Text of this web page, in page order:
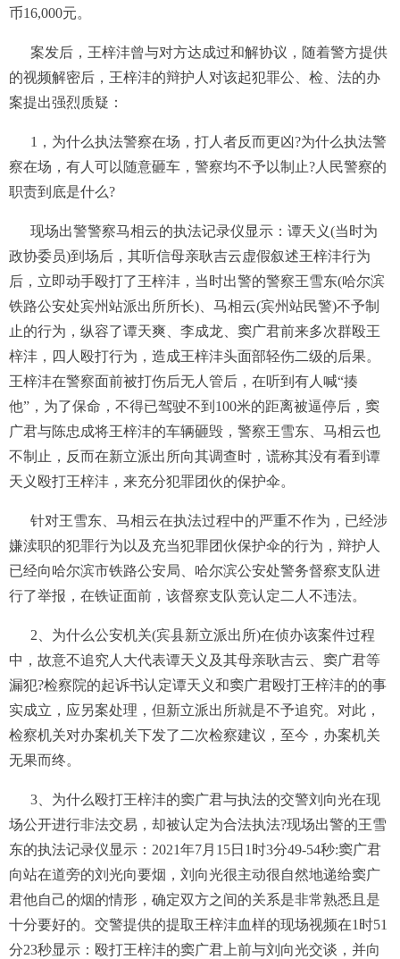
币16,000元。
案发后，王梓沣曾与对方达成过和解协议，随着警方提供
的视频解密后，王梓沣的辩护人对该起犯罪公、检、法的办
案提出强烈质疑：
1，为什么执法警察在场，打人者反而更凶?为什么执法警
察在场，有人可以随意砸车，警察均不予以制止?人民警察的
职责到底是什么?
现场出警警察马相云的执法记录仪显示：谭天义(当时为
政协委员)到场后，其听信母亲耿吉云虚假叙述王梓沣行为
后，立即动手殴打了王梓沣，当时出警的警察王雪东(哈尔滨
铁路公安处宾州站派出所所长)、马相云(宾州站民警)不予制
止的行为，纵容了谭天爽、李成龙、窦广君前来多次群殴王
梓沣，四人殴打行为，造成王梓沣头面部轻伤二级的后果。
王梓沣在警察面前被打伤后无人管后，在听到有人喊“揍
他”，为了保命，不得已驾驶不到100米的距离被逼停后，窦
广君与陈忠成将王梓沣的车辆砸毁，警察王雪东、马相云也
不制止，反而在新立派出所向其调查时，谎称其没有看到谭
天义殴打王梓沣，来充分犯罪团伙的保护伞。
针对王雪东、马相云在执法过程中的严重不作为，已经涉
嫌渎职的犯罪行为以及充当犯罪团伙保护伞的行为，辩护人
已经向哈尔滨市铁路公安局、哈尔滨公安处警务督察支队进
行了举报，在铁证面前，该督察支队竞认定二人不违法。
2、为什么公安机关(宾县新立派出所)在侦办该案件过程
中，故意不追究人大代表谭天义及其母亲耿吉云、窦广君等
漏犯?检察院的起诉书认定谭天义和窦广君殴打王梓沣的的事
实成立，应另案处理，但新立派出所就是不予追究。对此，
检察机关对办案机关下发了二次检察建议，至今，办案机关
无果而终。
3、为什么殴打王梓沣的窦广君与执法的交警刘向光在现
场公开进行非法交易，却被认定为合法执法?现场出警的王雪
东的执法记录仪显示：2021年7月15日1时3分49-54秒:窦广君
向站在道旁的刘光向要烟，刘向光很主动很自然地递给窦广
君他自己的烟的情形，确定双方之间的关系是非常熟悉且是
十分要好的。交警提供的提取王梓沣血样的现场视频在1时51
分23秒显示：殴打王梓沣的窦广君上前与刘向光交谈，并向